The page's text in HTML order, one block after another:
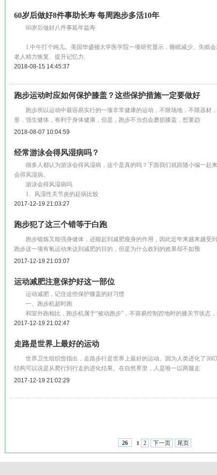
60岁后做好8件事助长寿 每周跑步多活10年
60岁后做好八件事延年益寿
1.中午打个盹儿。美国华盛顿大学医学院一项研究显示，睡眠减少、失眠会
老人精力恢复、提升记忆力、
2018-08-15 14:45:37
跑步运动时应如何保护膝盖？这些保护措施一定要做好
跑步所以运动中最容易实行的一项非常健康的运动，不限场地，不限器材
形，强生健体，有利于身体健康，但是，跑步不当也会磨损膝盖，想要趋
2018-08-07 10:04:59
经常游泳会得风湿病吗？
很多人都认为游泳会得风湿病，这个是真的吗？下面我们就跟随小编一起
会得风湿病。
游泳会得风湿病吗
1、风湿性关节炎的起病比较
2017-12-19 21:03:27
跑步犯了这三个错等于白跑
跑步锻炼又能强身健体，还能起到减肥瘦身的作用，因此近年来越来越受
跑步这一项有氧运动来达到减肥的目的，但是为什么收到的效果却不如预
2017-12-19 21:03:07
运动减肥注意保护好这一部位
运动减肥，记住这些保护膝盖的好习惯
一、跑步机超时跑
和室外跑相比，跑步机属于“被动跑步”，不容易控制蹬地时的膝关节状态
2017-12-19 21:02:47
走路是世界上最好的运动
世界卫生组织曾指出，走路步行是世界上最好的运动。因为人类进化了300
结构可以说是从爬行到行走的进化结果。在自然界里，人是唯一以两腿走
2017-12-19 21:02:29
26 1 2 下一页 尾页